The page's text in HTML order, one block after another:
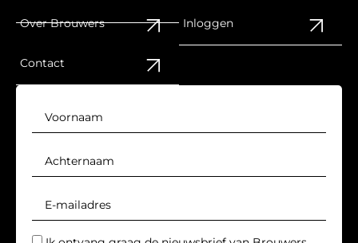
Over Brouwers
Contact
Inloggen